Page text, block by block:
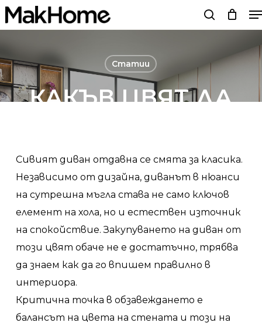
Skip
to
content
Статии
КАКЪВ ЦВЯТ ДА
СТЕНИТЕ, АКО
ИМАМЕ СИВ
ДИВАН?
ByМебели MakHome 28/06/21 No Comments
Сивият диван отдавна се смята за класика.
Независимо от дизайна, диванът в нюанси
на сутрешна мъгла става не само ключов
елемент на хола, но и естествен източник
на спокойствие. Закупуването на диван от
този цвят обаче не е достатъчно, трябва
да знаем как да го впишем правилно в
интериора.
Критична точка в обзавеждането е
балансът на цвета на стената и този на